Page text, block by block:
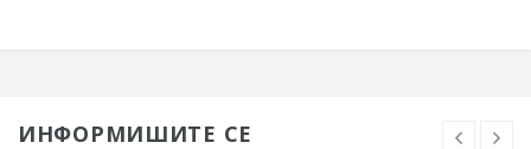
ИНФОРМИШИТЕ СЕ